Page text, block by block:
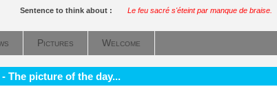
Sentence to think about : Le feu sacré s'éteint par manque de braise.
Pictures Welcome
The picture of the day...